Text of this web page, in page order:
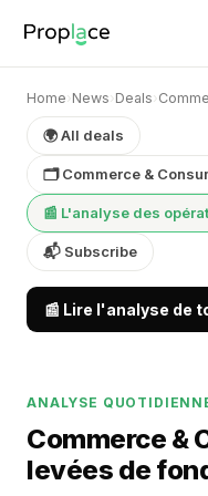
Home› News› Deals›
🌍 All deals
🗂 Commerce &
📰 L'analyse des
📬 Subscribe
📰 Lire l'analyse de
ANALYSE
Commerce &
levées de